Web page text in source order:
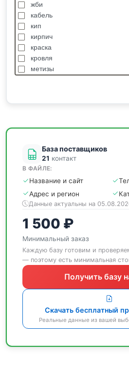
жби
кабель
кип
кирпич
краска
кровля
метизы
База поставщиков
21 контакт
В ФАЙЛЕ:
Название и сайт
Адрес и регион
Данные актуальны на
1 500 ₽
Минимальный заказ
Каждую базу готовим и
— поэтому есть минимальная
Получить базу
Скачать бесплатный
Реальные данные из вашей